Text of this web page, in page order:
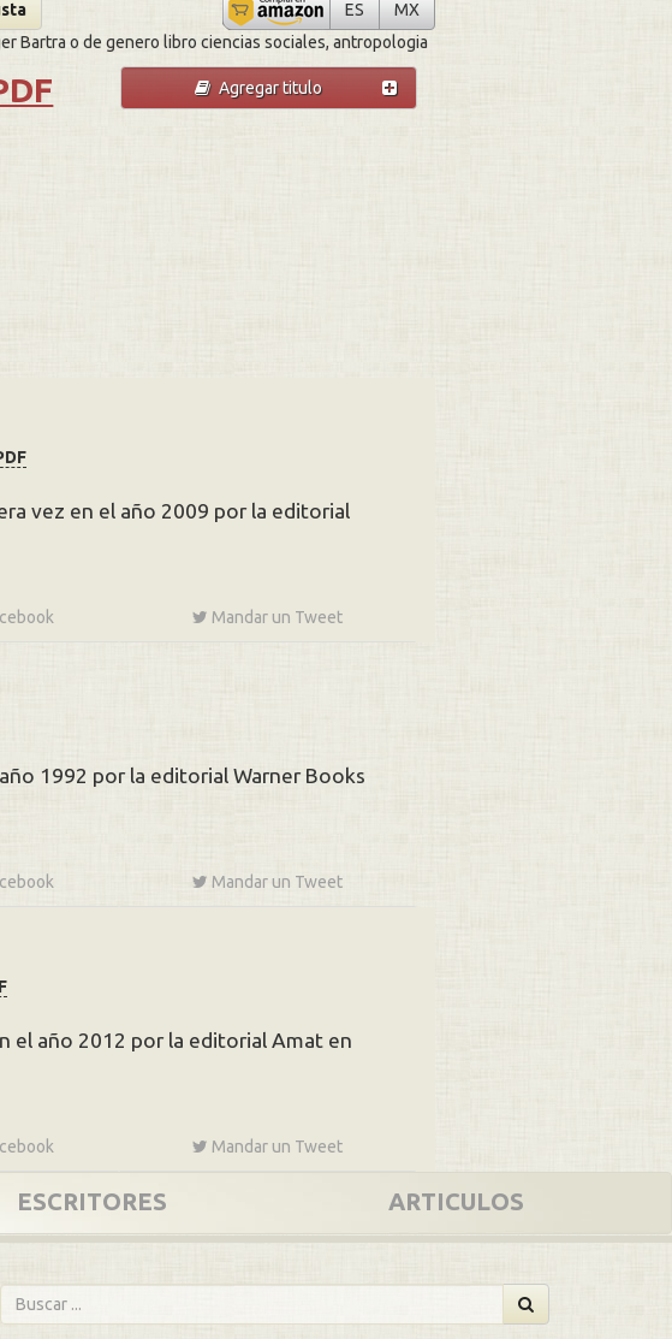
ESLa jaula de la melancolia
MXLa jaula de la melancolia
Bartra o de genero libro ciencias sociales, antropologia
Agregar titulo
vez en el año 2009 por la editorial
Mandar un Tweet
1992 por la editorial Warner Books
Mandar un Tweet
el año 2012 por la editorial Amat en
Mandar un Tweet
ESCRITORES ARTICULOS